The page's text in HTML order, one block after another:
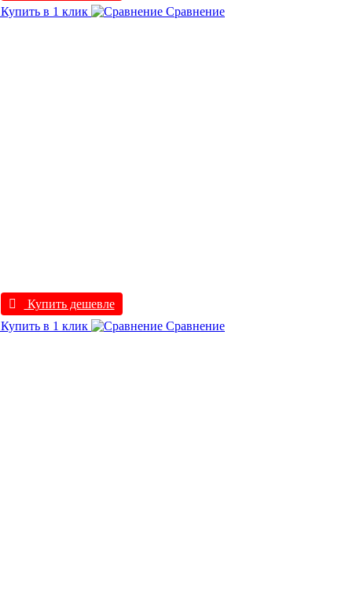
Купить в 1 клик
Сравнение
Купить дешевле
Купить в 1 клик
Сравнение